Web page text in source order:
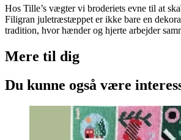
Hos Tille’s vægter vi broderiets evne til at
Filigran juletræstæppet er ikke bare en
tradition, hvor hænder og hjerte arbejder
Mere til dig
Du kunne også være